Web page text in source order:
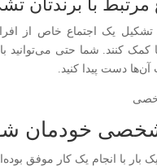
تشکیل یک اجتماع خاص از
کمک کنند. شما حتی می‌توانید
آن‌ها دست پیدا کنید.
شخصی خودمان
با انجام یک کار موفق